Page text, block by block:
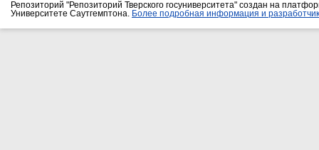
Репозиторий "Репозиторий Тверского госуниверситета" создан на
Университете Саутгемптона.
Более подробная информация и